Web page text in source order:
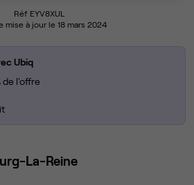
Réf EYV8XUL
mise à jour le 18 mars 2024
Ubiq
de l'offre
La-Reine